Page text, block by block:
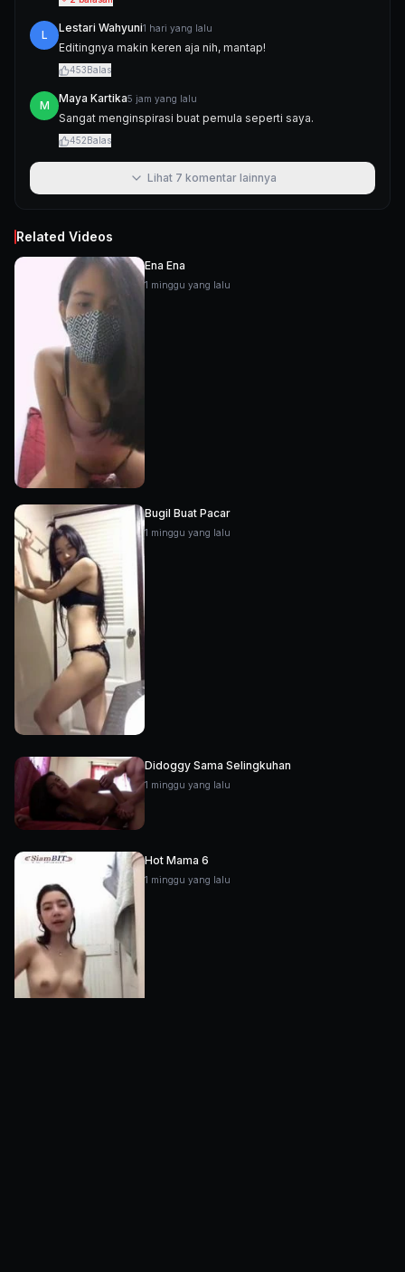
L
Lestari Wahyuni1 hari yang lalu
Editingnya makin keren aja nih, mantap!
453Balas
M
Maya Kartika5 jam yang lalu
Sangat menginspirasi buat pemula seperti saya.
452Balas
Lihat 7 komentar lainnya
Related Videos
Ena Ena
1 minggu yang lalu
Bugil Buat Pacar
1 minggu yang lalu
Didoggy Sama Selingkuhan
1 minggu yang lalu
Hot Mama 6
1 minggu yang lalu